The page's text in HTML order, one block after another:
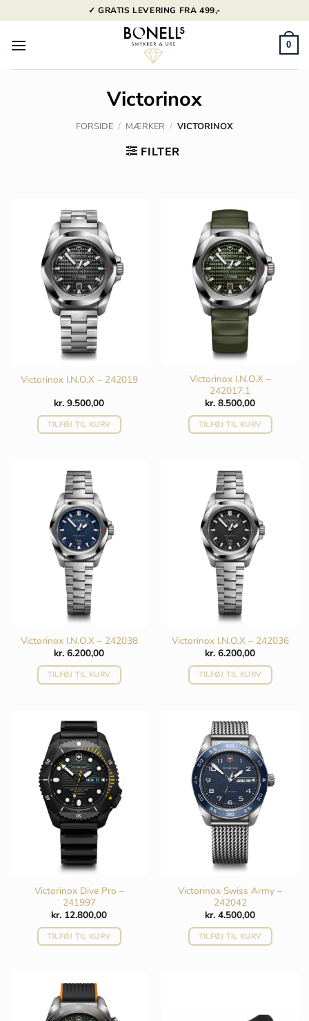
til
indhold
✓ GRATIS LEVERING FRA 499,-
0
Victorinox
FORSIDE / MÆRKER / VICTORINOX
FILTER
Victorinox I.N.O.X – 242019
kr. 9.500,00
TILFØJ TIL KURV
Victorinox I.N.O.X –
242017.1
kr. 8.500,00
TILFØJ TIL KURV
Victorinox I.N.O.X – 242038
kr. 6.200,00
TILFØJ TIL KURV
Victorinox I.N.O.X – 242036
kr. 6.200,00
TILFØJ TIL KURV
Victorinox Dive Pro –
241997
kr. 12.800,00
TILFØJ TIL KURV
Victorinox Swiss Army –
242042
kr. 4.500,00
TILFØJ TIL KURV